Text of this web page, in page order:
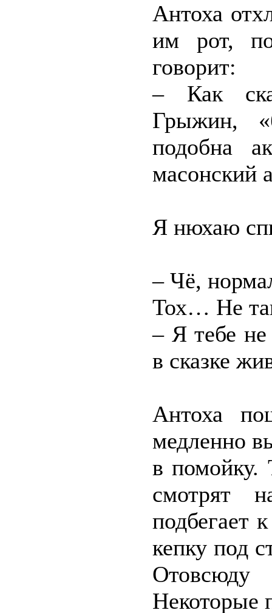
Антоха
им рот,
говорит:
– Как
Грыжин,
подобна
масонский
Я нюхаю
– Чё,
Тох… Не
– Я тебе не
в сказке
Антоха
медленно
в помойку.
смотрят
подбегает
кепку под
Некоторые